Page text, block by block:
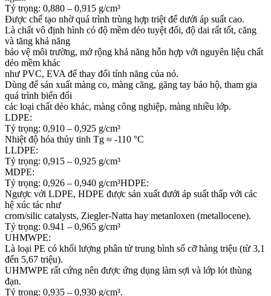
Tỷ trọng: 0,880 – 0,915 g/cm³
Được chế tạo nhờ quá trình trùng hợp triệt để dưới áp suất cao.
Là chất vô định hình có độ mềm dẻo tuyệt đối, độ dai rất tốt, căng
và tăng khả năng
bảo vệ môi trường, mở rộng khả năng hỗn hợp với nguyên liệu chất
dẻo mềm khác
như PVC, EVA để thay đổi tính năng của nó.
Dùng để sản xuất màng co, màng căng, găng tay bảo hộ, tham gia
quá trình biến đổi
các loại chất dẻo khác, màng công nghiệp, màng nhiều lớp.
LDPE:
Tỷ trọng: 0,910 – 0,925 g/cm³
Nhiệt độ hóa thủy tinh Tg ≈ -110 °C
LLDPE:
Tỷ trọng: 0,915 – 0,925 g/cm³
MDPE:
Tỷ trọng: 0,926 – 0,940 g/cm³HDPE:
Ngược với LDPE, HDPE được sản xuất đưới áp suất thấp với các
hệ xúc tác như
crom/silic catalysts, Ziegler-Natta hay metanloxen (metallocene).
Tỷ trọng: 0.941 – 0,965 g/cm³
UHMWPE:
Là loại PE có khối lượng phân tử trung bình số cỡ hàng triệu (từ 3,1
đến 5,67 triệu).
UHMWPE rất cứng nên được ứng dụng làm sợi và lớp lót thùng
đạn.
Tỷ trọng: 0,935 – 0,930 g/cm³.